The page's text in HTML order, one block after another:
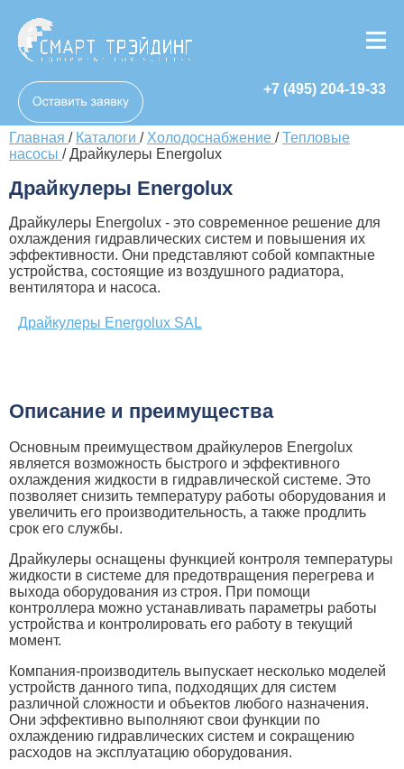
+7 (495) 204-19-33
Главная / Каталоги / Холодоснабжение /Тепловые
насосы /Драйкулеры Energolux
Драйкулеры Energolux
Драйкулеры Energolux - это современное решение для
охлаждения гидравлических систем и повышения их
эффективности. Они представляют собой компактные
устройства, состоящие из воздушного радиатора,
вентилятора и насоса.
Драйкулеры Energolux SAL
Описание и преимущества
Основным преимуществом драйкулеров Energolux
является возможность быстрого и эффективного
охлаждения жидкости в гидравлической системе. Это
позволяет снизить температуру работы оборудования и
увеличить его производительность, а также продлить
срок его службы.
Драйкулеры оснащены функцией контроля температуры
жидкости в системе для предотвращения перегрева и
выхода оборудования из строя. При помощи
контроллера можно устанавливать параметры работы
устройства и контролировать его работу в текущий
момент.
Компания-производитель выпускает несколько моделей
устройств данного типа, подходящих для систем
различной сложности и объектов любого назначения.
Они эффективно выполняют свои функции по
охлаждению гидравлических систем и сокращению
расходов на эксплуатацию оборудования.